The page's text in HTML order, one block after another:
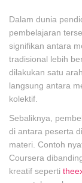
Dalam dunia
pembelajaran
signifikan antara
tradisional lebih
dilakukan satu
langsung antara
kolektif.
Sebaliknya,
di antara peserta
materi. Contoh
Coursera
kreatif seperti